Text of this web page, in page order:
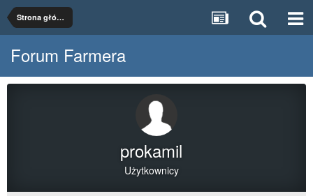
Strona główna
Forum Farmera
prokamil
Użytkownicy